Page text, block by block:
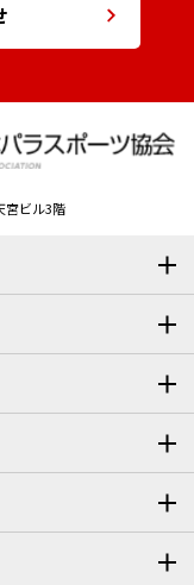
宮ビル3階